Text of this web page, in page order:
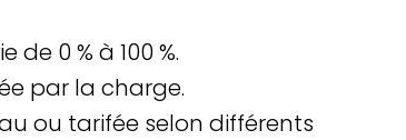
0 % à 100 %.
par la charge.
ou tarifée selon différents